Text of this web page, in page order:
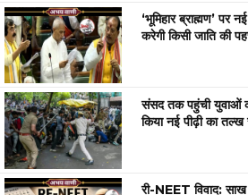
‘भूमिहार ब्राह्मण’ पर
करेगी किसी जाति की
संसद तक पहुंची युवाओं
किया नई पीढ़ी का
री-NEET विवाद: